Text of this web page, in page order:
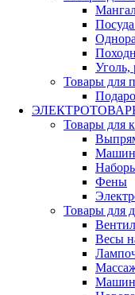
Уголь,
Товары для
Товары для
Фены
Товары для
Весы